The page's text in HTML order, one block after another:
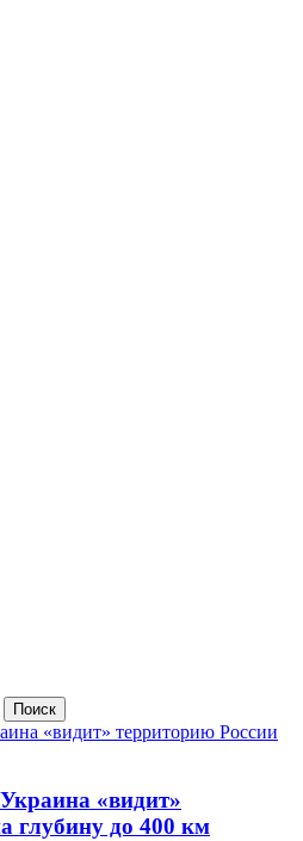
Поиск
«видит»
глубину до 400 км